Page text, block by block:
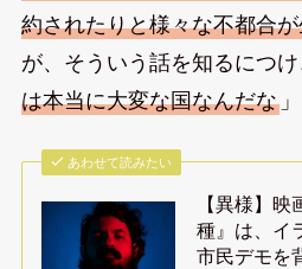
約されたりと様々な不都合
が、そういう話を知るにつけ
は本当に大変な国なんだな
あわせて読みたい
【異様】
種』は、イ
市民デモを